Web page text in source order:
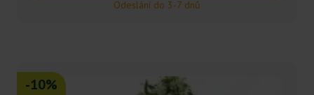
Odeslání do 3-7 dnů
-10%